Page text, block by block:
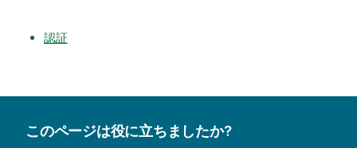
認証
このページは役に立ちましたか?